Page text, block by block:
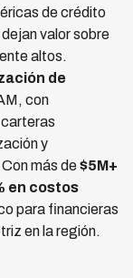
de crédito
valor sobre
altos.
de
con
y
más de$5M+
en costos
para financieras
en la región.